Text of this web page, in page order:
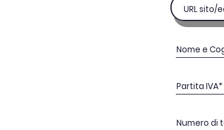
URL
Nome e
Partita IVA*
Numero di